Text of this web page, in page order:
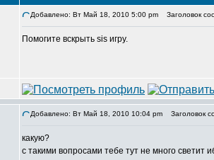
Добавлено: Вт Май 18, 2010 5:00 pm Заголовок
Помогите вскрыть sis игру.
Добавлено: Вт Май 18, 2010 10:04 pm Заголовок
какую?
с такими вопросами тебе тут не много светит